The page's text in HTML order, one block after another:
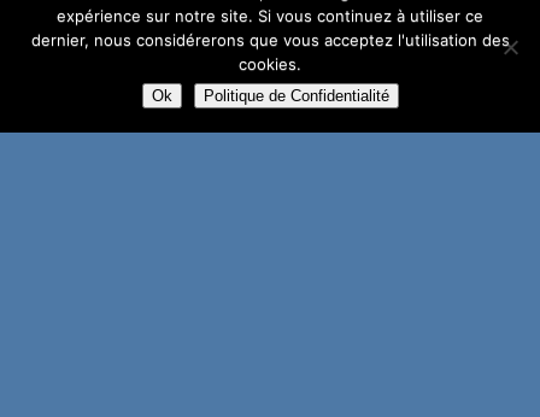
expérience sur notre site. Si vous continuez à utiliser ce
dernier, nous considérerons que vous acceptez l'utilisation des
cookies.
Ok Politique de Confidentialité